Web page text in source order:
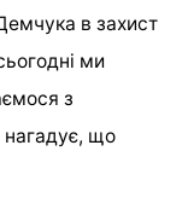
в захист
ми
з
нагадує, що